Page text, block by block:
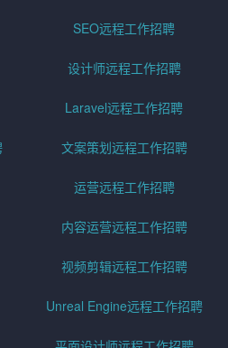
SEO远程工作招聘
设计师远程工作招聘
Laravel远程工作招聘
文案策划远程工作招聘
运营远程工作招聘
内容运营远程工作招聘
视频剪辑远程工作招聘
Unreal Engine远程工作招聘